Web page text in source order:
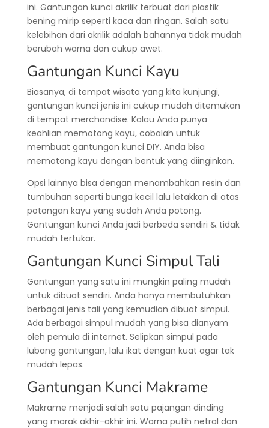
ini. Gantungan kunci akrilik terbuat dari plastik
bening mirip seperti kaca dan ringan. Salah satu
kelebihan dari akrilik adalah bahannya tidak mudah
berubah warna dan cukup awet.
Gantungan Kunci Kayu
Biasanya, di tempat wisata yang kita kunjungi,
gantungan kunci jenis ini cukup mudah ditemukan
di tempat merchandise. Kalau Anda punya
keahlian memotong kayu, cobalah untuk
membuat gantungan kunci DIY. Anda bisa
memotong kayu dengan bentuk yang diinginkan.
Opsi lainnya bisa dengan menambahkan resin dan
tumbuhan seperti bunga kecil lalu letakkan di atas
potongan kayu yang sudah Anda potong.
Gantungan kunci Anda jadi berbeda sendiri & tidak
mudah tertukar.
Gantungan Kunci Simpul Tali
Gantungan yang satu ini mungkin paling mudah
untuk dibuat sendiri. Anda hanya membutuhkan
berbagai jenis tali yang kemudian dibuat simpul.
Ada berbagai simpul mudah yang bisa dianyam
oleh pemula di internet. Selipkan simpul pada
lubang gantungan, lalu ikat dengan kuat agar tak
mudah lepas.
Gantungan Kunci Makrame
Makrame menjadi salah satu pajangan dinding
yang marak akhir-akhir ini. Warna putih netral dan